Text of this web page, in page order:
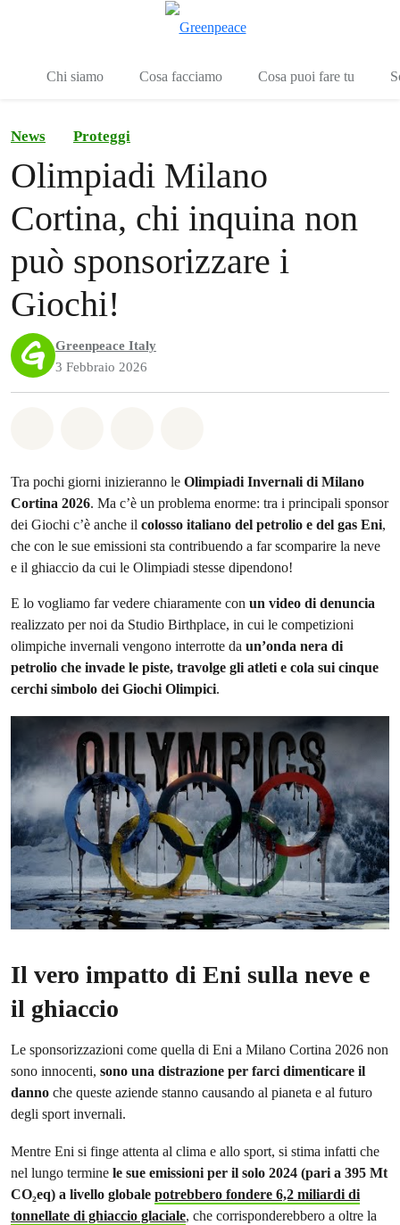
Chi siamo Cosa facciamo Cosa puoi fare tu
News Proteggi
Olimpiadi Milano
Cortina, chi inquina non
può sponsorizzare i
Giochi!
Greenpeace Italy
3 Febbraio 2026
Tra pochi giorni inizieranno le Olimpiadi Invernali di Milano
Cortina 2026. Ma c’è un problema enorme: tra i principali sponsor
dei Giochi c’è anche il colosso italiano del petrolio e del gas Eni,
che con le sue emissioni sta contribuendo a far scomparire la neve
e il ghiaccio da cui le Olimpiadi stesse dipendono!
E lo vogliamo far vedere chiaramente con un video di denuncia
realizzato per noi da Studio Birthplace, in cui le competizioni
olimpiche invernali vengono interrotte da un’onda nera di
petrolio che invade le piste, travolge gli atleti e cola sui cinque
cerchi simbolo dei Giochi Olimpici.
Il vero impatto di Eni sulla neve e
il ghiaccio
Le sponsorizzazioni come quella di Eni a Milano Cortina 2026 non
sono innocenti, sono una distrazione per farci dimenticare il
danno che queste aziende stanno causando al pianeta e al futuro
degli sport invernali.
Mentre Eni si finge attenta al clima e allo sport, si stima infatti che
nel lungo termine le sue emissioni per il solo 2024 (pari a 395 Mt
CO₂eq) a livello globale potrebbero fondere 6,2 miliardi di
tonnellate di ghiaccio glaciale, che corrisponderebbero a oltre la